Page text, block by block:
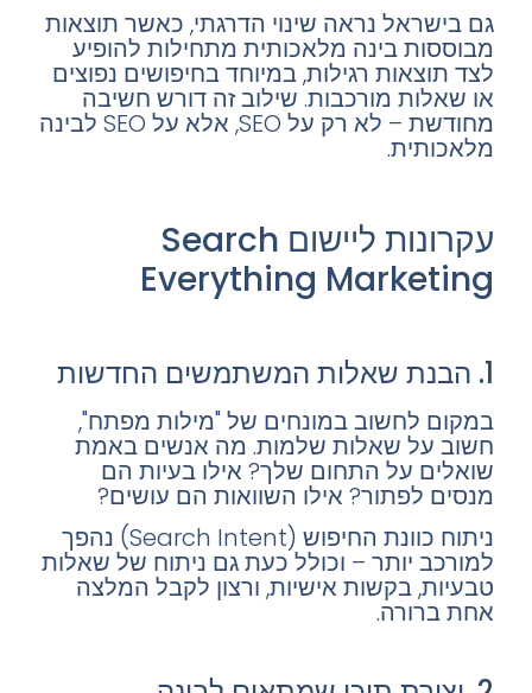
גם בישראל נראה שינוי הדרגתי, כאשר תוצאות
מבוססות בינה מלאכותית מתחילות להופיע
לצד תוצאות רגילות, במיוחד בחיפושים נפוצים
או שאלות מורכבות. שילוב זה דורש חשיבה
מחודשת – לא רק על SEO, אלא על SEO לבינה
מלאכותית.
עקרונות ליישום Search
Everything Marketing
1. הבנת שאלות המשתמשים החדשות
במקום לחשוב במונחים של "מילות מפתח",
חשוב על שאלות שלמות. מה אנשים באמת
שואלים על התחום שלך? אילו בעיות הם
מנסים לפתור? אילו השוואות הם עושים?
ניתוח כוונת החיפוש (Search Intent) נהפך
למורכב יותר – וכולל כעת גם ניתוח של שאלות
טבעיות, בקשות אישיות, ורצון לקבל המלצה
אחת ברורה.